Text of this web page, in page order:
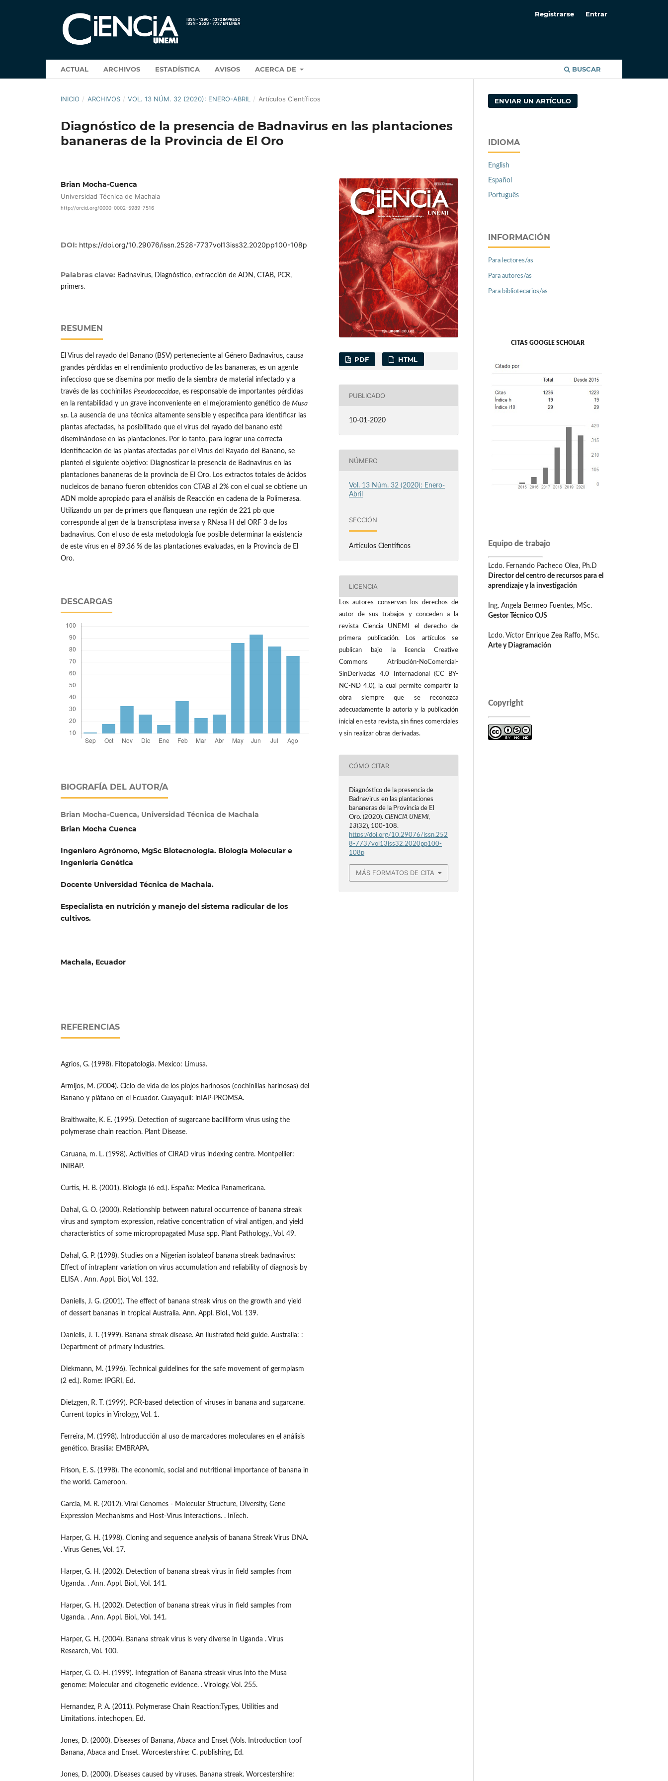
ACTUAL ARCHIVOS ESTADÍSTICA AVISOS ACERCA DE BUSCAR
Registrarse Entrar
INICIO / ARCHIVOS / VOL. 13 NÚM. 32 (2020): ENERO-ABRIL / Artículos Científicos
Diagnóstico de la presencia de Badnavirus en las plantaciones
bananeras de la Provincia de El Oro
Brian Mocha-Cuenca
Universidad Técnica de Machala
http://orcid.org/0000-0002-5989-7516
DOI: https://doi.org/10.29076/issn.2528-7737vol13iss32.2020pp100-108p
Palabras clave: Badnavirus, Diagnóstico, extracción de ADN, CTAB, PCR,
primers.
RESUMEN
El Virus del rayado del Banano (BSV) perteneciente al Género Badnavirus, causa
grandes pérdidas en el rendimiento productivo de las bananeras, es un agente
infeccioso que se disemina por medio de la siembra de material infectado y a
través de las cochinillas Pseudococcidae, es responsable de importantes pérdidas
en la rentabilidad y un grave inconveniente en el mejoramiento genético de Musa
sp. La ausencia de una técnica altamente sensible y específica para identificar las
plantas afectadas, ha posibilitado que el virus del rayado del banano esté
diseminándose en las plantaciones. Por lo tanto, para lograr una correcta
identificación de las plantas afectadas por el Virus del Rayado del Banano, se
planteó el siguiente objetivo: Diagnosticar la presencia de Badnavirus en las
plantaciones bananeras de la provincia de El Oro. Los extractos totales de ácidos
nucleicos de banano fueron obtenidos con CTAB al 2% con el cual se obtiene un
ADN molde apropiado para el análisis de Reacción en cadena de la Polimerasa.
Utilizando un par de primers que flanquean una región de 221 pb que
corresponde al gen de la transcriptasa inversa y RNasa H del ORF 3 de los
badnavirus. Con el uso de esta metodología fue posible determinar la existencia
de este virus en el 89.36 % de las plantaciones evaluadas, en la Provincia de El
Oro.
DESCARGAS
BIOGRAFÍA DEL AUTOR/A
Brian Mocha-Cuenca, Universidad Técnica de Machala
Brian Mocha Cuenca
Ingeniero Agrónomo, MgSc Biotecnología. Biología Molecular e
Ingeniería Genética
Docente Universidad Técnica de Machala.
Especialista en nutrición y manejo del sistema radicular de los
cultivos.
Machala, Ecuador
REFERENCIAS
Agrios, G. (1998). Fitopatología. Mexico: Limusa.
Armijos, M. (2004). Ciclo de vida de los piojos harinosos (cochinillas harinosas) del
Banano y plátano en el Ecuador. Guayaquil: inIAP-PROMSA.
Braithwaite, K. E. (1995). Detection of sugarcane bacilliform virus using the
polymerase chain reaction. Plant Disease.
Caruana, m. L. (1998). Activities of CIRAD virus indexing centre. Montpellier:
INIBAP.
Curtis, H. B. (2001). Biología (6 ed.). España: Medica Panamericana.
Dahal, G. O. (2000). Relationship between natural occurrence of banana streak
virus and symptom expression, relative concentration of viral antigen, and yield
characteristics of some micropropagated Musa spp. Plant Pathology., Vol. 49.
Dahal, G. P. (1998). Studies on a Nigerian isolateof banana streak badnavirus:
Effect of intraplanr variation on virus accumulation and reliability of diagnosis by
ELISA . Ann. Appl. Biol, Vol. 132.
Daniells, J. G. (2001). The effect of banana streak virus on the growth and yield
of dessert bananas in tropical Australia. Ann. Appl. Biol., Vol. 139.
Daniells, J. T. (1999). Banana streak disease. An ilustrated field guide. Australia: :
Department of primary industries.
Diekmann, M. (1996). Technical guidelines for the safe movement of germplasm
(2 ed.). Rome: IPGRI, Ed.
Dietzgen, R. T. (1999). PCR-based detection of viruses in banana and sugarcane.
Current topics in Virology, Vol. 1.
Ferreira, M. (1998). Introducción al uso de marcadores moleculares en el análisis
genético. Brasilia: EMBRAPA.
Frison, E. S. (1998). The economic, social and nutritional importance of banana in
the world. Cameroon.
Garcia, M. R. (2012). Viral Genomes - Molecular Structure, Diversity, Gene
Expression Mechanisms and Host-Virus Interactions. . InTech.
Harper, G. H. (1998). Cloning and sequence analysis of banana Streak Virus DNA.
. Virus Genes, Vol. 17.
Harper, G. H. (2002). Detection of banana streak virus in field samples from
Uganda. . Ann. Appl. Biol., Vol. 141.
Harper, G. H. (2002). Detection of banana streak virus in field samples from
Uganda. . Ann. Appl. Biol., Vol. 141.
Harper, G. H. (2004). Banana streak virus is very diverse in Uganda . Virus
Research, Vol. 100.
Harper, G. O.-H. (1999). Integration of Banana streask virus into the Musa
genome: Molecular and citogenetic evidence. . Virology, Vol. 255.
Hernandez, P. A. (2011). Polymerase Chain Reaction:Types, Utilities and
Limitations. intechopen, Ed.
Jones, D. (2000). Diseases of Banana, Abaca and Enset (Vols. Introduction toof
Banana, Abaca and Enset. Worcestershire: C. publishing, Ed.
Jones, D. (2000). Diseases caused by viruses. Banana streak. Worcestershire:
PDF HTML
PUBLICADO
10-01-2020
NÚMERO
Vol. 13 Núm. 32 (2020): Enero-
Abril
SECCIÓN
Artículos Científicos
LICENCIA
Los autores conservan los derechos de
autor de sus trabajos y conceden a la
revista Ciencia UNEMI el derecho de
primera publicación. Los artículos se
publican bajo la licencia Creative
Commons Atribución-NoComercial-
SinDerivadas 4.0 Internacional (CC BY-
NC-ND 4.0), la cual permite compartir la
obra siempre que se reconozca
adecuadamente la autoría y la publicación
inicial en esta revista, sin fines comerciales
y sin realizar obras derivadas.
CÓMO CITAR
Diagnóstico de la presencia de
Badnavirus en las plantaciones
bananeras de la Provincia de El
Oro. (2020).CIENCIA UNEMI,
13(32), 100-108.
https://doi.org/10.29076/issn.252
8-7737vol13iss32.2020pp100-
108p
MÁS FORMATOS DE CITA
ENVIAR UN ARTÍCULO
IDIOMA
English
Español
Português
INFORMACIÓN
Para lectores/as
Para autores/as
Para bibliotecarios/as
CITAS GOOGLE SCHOLAR
Equipo de trabajo
Lcdo. Fernando Pacheco Olea, Ph.D
Director del centro de recursos para el
aprendizaje y la investigación
Ing. Angela Bermeo Fuentes, MSc.
Gestor Técnico OJS
Lcdo. Víctor Enrique Zea Raffo, MSc.
Arte y Diagramación
Copyright